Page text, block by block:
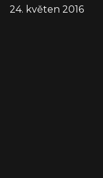
24. květen 2016